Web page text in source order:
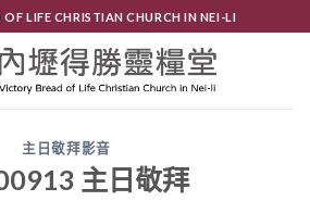
LIFE CHRISTIAN CHURCH IN NEI-LI
主日敬拜影音
主日敬拜